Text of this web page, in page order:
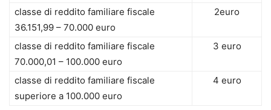
classe di reddito familiare fiscale
36.151,99 – 70.000 euro
2euro
classe di reddito familiare fiscale
70.000,01 – 100.000 euro
3 euro
classe di reddito familiare fiscale
superiore a 100.000 euro
4 euro